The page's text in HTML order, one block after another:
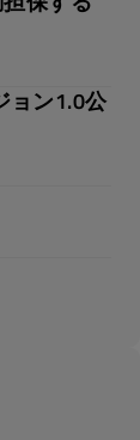
ョン1.0公